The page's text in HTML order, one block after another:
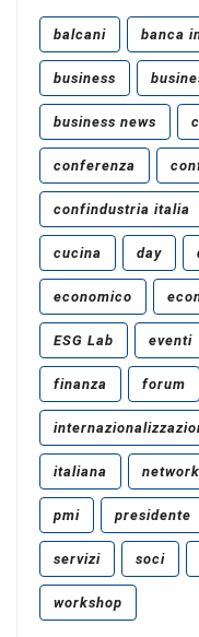
balcani banca
business
business news
conferenza
confindustria italia
cucina day
economico
ESG Lab eventi
finanza forum
italiana
pmi presidente
servizi soci
workshop